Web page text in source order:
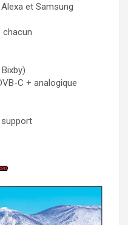
et Samsung
chacun
C + analogique
support